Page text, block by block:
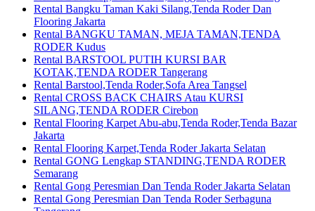
Rental Bangku Taman Kaki Silang,Tenda Roder Dan
Flooring Jakarta
Rental BANGKU TAMAN, MEJA TAMAN,TENDA
RODER Kudus
Rental BARSTOOL PUTIH KURSI BAR
KOTAK,TENDA RODER Tangerang
Rental Barstool,Tenda Roder,Sofa Area Tangsel
Rental CROSS BACK CHAIRS Atau KURSI
SILANG,TENDA RODER Cirebon
Rental Flooring Karpet Abu-abu,Tenda Roder,Tenda Bazar
Jakarta
Rental Flooring Karpet,Tenda Roder Jakarta Selatan
Rental GONG Lengkap STANDING,TENDA RODER
Semarang
Rental Gong Peresmian Dan Tenda Roder Jakarta Selatan
Rental Gong Peresmian Dan Tenda Roder Serbaguna